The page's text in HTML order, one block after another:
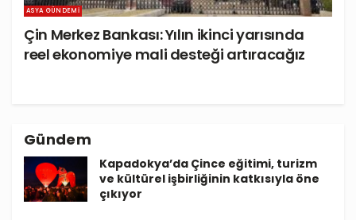
ASYA GÜNDEMI
Çin Merkez Bankası: Yılın ikinci yarısında
reel ekonomiye mali desteği artıracağız
Gündem
Kapadokya’da Çince eğitimi, turizm
ve kültürel işbirliğinin katkısıyla öne
çıkıyor